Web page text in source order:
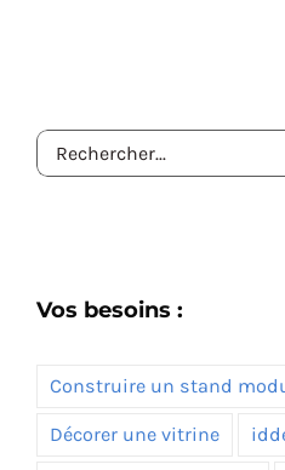
Rechercher:
Vos besoins :
Construire un stand
Décorer une vitrine